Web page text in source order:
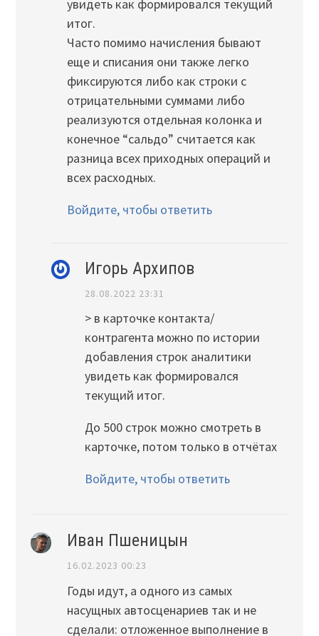
увидеть как формировался текущий
итог.
Часто помимо начисления бывают
еще и списания они также легко
фиксируются либо как строки с
отрицательными суммами либо
реализуются отдельная колонка и
конечное “сальдо” считается как
разница всех приходных операций и
всех расходных.
Войдите, чтобы ответить
Игорь Архипов
28.08.2022 23:31
> в карточке контакта/
контрагента можно по истории
добавления строк аналитики
увидеть как формировался
текущий итог.
До 500 строк можно смотреть в
карточке, потом только в отчётах
Войдите, чтобы ответить
Иван Пшеницын
16.02.2023 00:23
Годы идут, а одного из самых
насущных автосценариев так и не
сделали: отложенное выполнение в